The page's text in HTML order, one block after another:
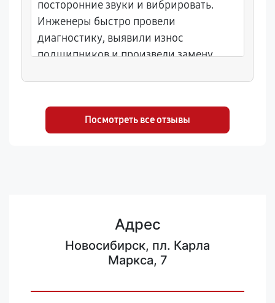
посторонние звуки и вибрировать.
Инженеры быстро провели
диагностику, выявили износ
подшипников и произвели замену
рекомендую!
Посмотреть все отзывы
Адрес
Новосибирск, пл. Карла
Маркса, 7